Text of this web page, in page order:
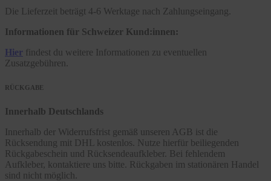
Die Lieferzeit beträgt 4-6 Werktage nach Zahlungseingang.
Informationen für Schweizer Kund:innen:
Hier findest du weitere Informationen zu eventuellen
Zusatzgebühren.
RÜCKGABE
Innerhalb Deutschlands
Innerhalb der Widerrufsfrist gemäß unseren AGB ist die
Rücksendung mit DHL kostenlos. Nutze hierfür beiliegenden
Rückgabeschein und Rücksendeaufkleber. Bei fehlendem
Aufkleber, kontaktiere uns bitte. Rückgaben im stationären Handel
sind nicht möglich.